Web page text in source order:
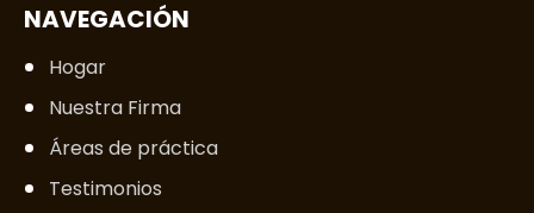
NAVEGACIÓN
Hogar
Nuestra Firma
Áreas de práctica
Testimonios